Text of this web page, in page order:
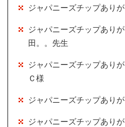
ジャパニーズチップあり
ジャパニーズチップあり
田。。先生
ジャパニーズチップあり
Ｃ様
ジャパニーズチップあり
ジャパニーズチップあり